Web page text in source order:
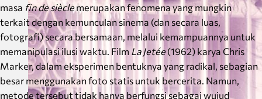
masa fin de sièclemerupakan fenomena yang mungkin
terkait dengan kemunculan sinema (dan secara luas,
fotografi) secara bersamaan, melalui kemampuannya untuk
memanipulasi ilusi waktu. Film La Jetée(1962) karya Chris
Marker, dalam eksperimen bentuknya yang radikal, sebagian
besar menggunakan foto statis untuk bercerita. Namun,
metode tersebut tidak hanya berfungsi sebagai wujud